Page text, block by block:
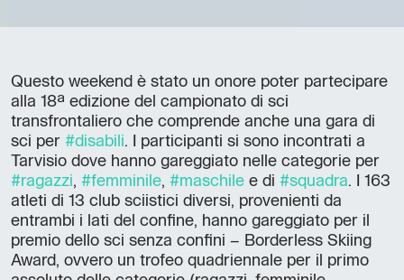
Questo weekend è stato un onore poter partecipare
alla 18ª edizione del campionato di sci
transfrontaliero che comprende anche una gara di
sci per #disabili. I participanti si sono incontrati a
Tarvisio dove hanno gareggiato nelle categorie per
#ragazzi, #femminile, #maschile e di #squadra. I 163
atleti di 13 club sciistici diversi, provenienti da
entrambi i lati del confine, hanno gareggiato per il
premio dello sci senza confini – Borderless Skiing
Award, ovvero un trofeo quadriennale per il primo